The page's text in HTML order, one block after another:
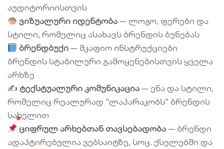
აუდიტორიისთვის
ვიზუალური იდენტობა— ლოგო, ფერები და
სტილი, რომელიც ასახავს ბრენდის ბუნებას
ბრენდბუქი— მკაფიო ინსტრუქციები
ბრენდის სტაბილური გამოყენებისთვის ყველა
არხზე
✍️ ტექსტუალური კომუნიკაცია— ენა და სტილი,
რომელიც რეალურად “ლაპარაკობს” ბრენდის
სახელით
ციფრულ არხებთან თავსებადობა— ბრენდი
ადაპტირებულია ვებსაიტზე, სოც. ქსელებში და